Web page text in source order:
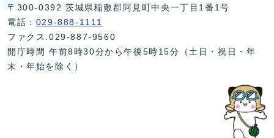
〒300-0392 茨城県稲敷郡阿見町中央一丁目1番1号
電話： 029-888-1111
ファクス:029-887-9560
開庁時間 午前8時30分から午後5時15分（土日・祝日・年
末・年始を除く）